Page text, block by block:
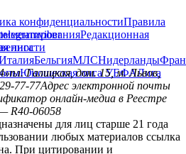
конфиденциальностиПравила
Редакционная
telegramviber
лига
БельгияМЛСНидерланды
Юношеская лига УЕФАЛига
пл. Галицкая, дом. 15, м. Львов,
77-77Адрес электронной почты
онлайн-медиа в Реестре
R40-06058
для лиц старше 21 года
любых материалов ссылка
При цитировании и